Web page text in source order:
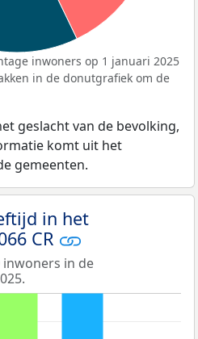
inwoners op 1 januari 2025
in de donutgrafiek om de
geslacht van de bevolking,
komt uit het
gemeenten.
in het
CR
inwoners in de